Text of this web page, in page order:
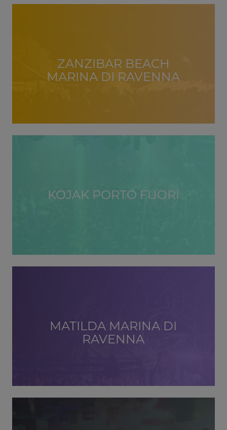
ZANZIBAR BEACH
MARINA DI RAVENNA
KOJAK PORTO FUORI
MATILDA MARINA DI
RAVENNA